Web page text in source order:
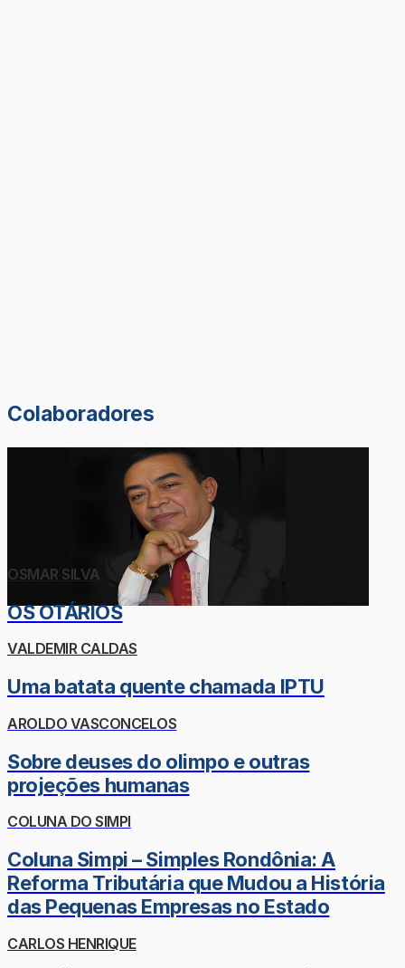
Colaboradores
OSMAR SILVA
OS OTÁRIOS
VALDEMIR CALDAS
Uma batata quente chamada IPTU
AROLDO VASCONCELOS
Sobre deuses do olimpo e outras
projeções humanas
COLUNA DO SIMPI
Coluna Simpi – Simples Rondônia: A
Reforma Tributária que Mudou a História
das Pequenas Empresas no Estado
CARLOS HENRIQUE